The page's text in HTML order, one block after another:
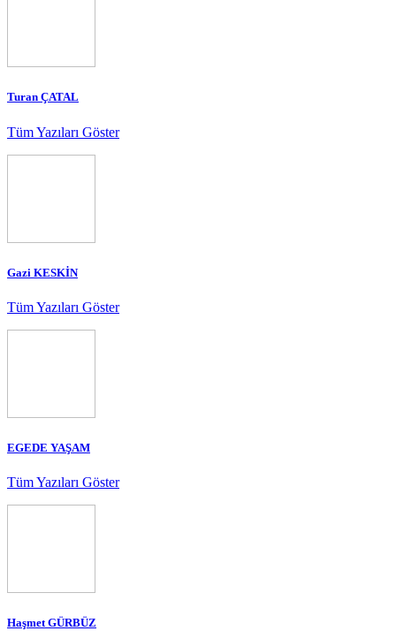
Turan ÇATAL
Tüm Yazıları Göster
Gazi KESKİN
Tüm Yazıları Göster
EGEDE YAŞAM
Tüm Yazıları Göster
Haşmet GÜRBÜZ